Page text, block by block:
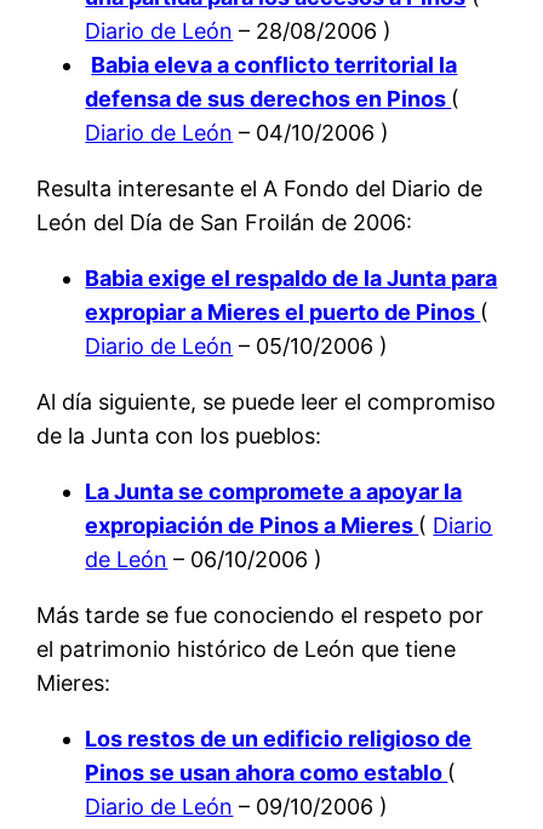
Diario de León – 28/08/2006 )
Babia eleva a conflicto territorial la
defensa de sus derechos en Pinos (
Diario de León – 04/10/2006 )
Resulta interesante el A Fondo del Diario de
León del Día de San Froilán de 2006:
Babia exige el respaldo de la Junta para
expropiar a Mieres el puerto de Pinos (
Diario de León – 05/10/2006 )
Al día siguiente, se puede leer el compromiso
de la Junta con los pueblos:
La Junta se compromete a apoyar la
expropiación de Pinos a Mieres ( Diario
de León – 06/10/2006 )
Más tarde se fue conociendo el respeto por
el patrimonio histórico de León que tiene
Mieres:
Los restos de un edificio religioso de
Pinos se usan ahora como establo (
Diario de León – 09/10/2006 )